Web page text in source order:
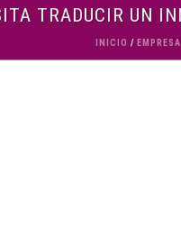
TRADUCIR UN
INICIO /